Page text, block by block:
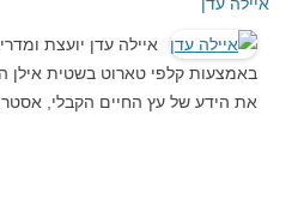
איילה עדן יועצת
באמצעות קלפי טארוט בשטית
את הידע של עץ החיים הקבלי,